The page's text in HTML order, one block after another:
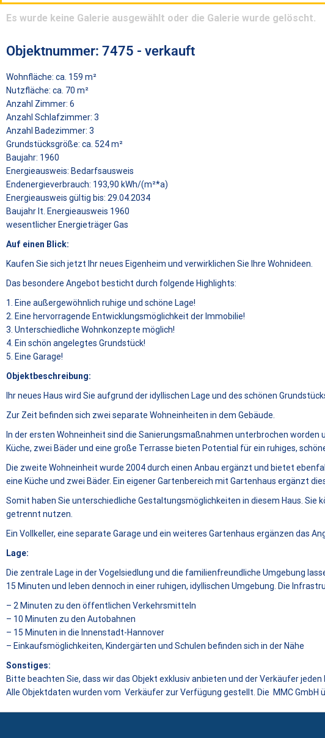
Es wurde keine Galerie ausgewählt oder die Galerie wurde gelöscht.
Objektnummer: 7475 - verkauft
Wohnfläche: ca. 159 m²
Nutzfläche: ca. 70 m²
Anzahl Zimmer: 6
Anzahl Schlafzimmer: 3
Anzahl Badezimmer: 3
Grundstücksgröße: ca. 524 m²
Baujahr: 1960
Energieausweis: Bedarfsausweis
Endenergieverbrauch: 193,90 kWh/(m²*a)
Energieausweis gültig bis: 29.04.2034
Baujahr lt. Energieausweis 1960
wesentlicher EnergieträgerGas
Auf einen Blick:
Kaufen Sie sich jetzt Ihr neues Eigenheim und verwirklichen Sie Ihre Wohnideen.
Das besondere Angebot besticht durch folgende Highlights:
1. Eine außergewöhnlich ruhige und schöne Lage!
2. Eine hervorragende Entwicklungsmöglichkeit der Immobilie!
3. Unterschiedliche Wohnkonzepte möglich!
4. Ein schön angelegtes Grundstück!
5. Eine Garage!
Objektbeschreibung:
Ihr neues Haus wird Sie aufgrund der idyllischen Lage und des schönen
Zur Zeit befinden sich zwei separate Wohneinheiten in dem Gebäude.
In der ersten Wohneinheit sind die Sanierungsmaßnahmen unterbrochen
Küche, zwei Bäder und eine große Terrasse bieten Potential für ein ruhiges,
Die zweite Wohneinheit wurde 2004 durch einen Anbau ergänzt und bietet
eine Küche und zwei Bäder. Ein eigener Gartenbereich mit Gartenhaus ergänzt
Somit haben Sie unterschiedliche Gestaltungsmöglichkeiten in diesem Haus.
getrennt nutzen.
Ein Vollkeller, eine separate Garage und ein weiteres Gartenhaus ergänzen das
Lage:
Die zentrale Lage in der Vogelsiedlung und die familienfreundliche Umgebung
15 Minuten und leben dennoch in einer ruhigen, idyllischen Umgebung. Die
– 2 Minuten zu den öffentlichen Verkehrsmitteln
– 10 Minuten zu den Autobahnen
– 15 Minuten in die Innenstadt-Hannover
– Einkaufsmöglichkeiten, Kindergärten und Schulen befinden sich in der Nähe
Sonstiges:
Bitte beachten Sie, dass wir das Objekt exklusiv anbieten und der Verkäufer
Alle Objektdaten wurden vom Verkäufer zur Verfügung gestellt. Die MMC GmbH